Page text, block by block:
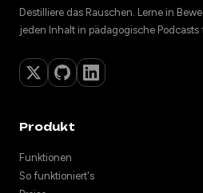
Destilliere das Rauschen. Lerne in
jeden Inhalt in pädagogische Podcasts
Produkt
Funktionen
So funktioniert's